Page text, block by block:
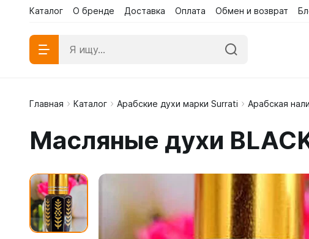
Каталог О бренде Доставка Оплата Обмен и возврат
Абаи
Абаи
Главная Каталог Арабские духи марки Surrati Арабская
Масляные духи